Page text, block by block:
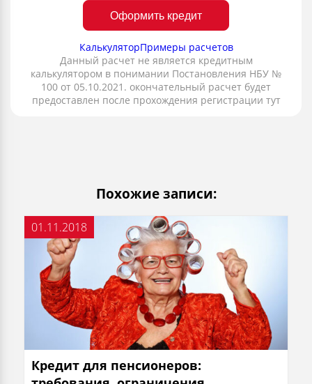
Оформить кредит
КалькуляторПримеры расчетов
Данный расчет не является кредитным
калькулятором в понимании Постановления НБУ №
100 от 05.10.2021. окончательный расчет будет
предоставлен после прохождения регистрации тут
Похожие записи:
01.11.2018
Кредит для пенсионеров: